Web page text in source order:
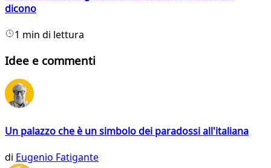
dicono
1 min di lettura
Idee e commenti
Un palazzo che è un simbolo dei paradossi all'italiana
di Eugenio Fatigante